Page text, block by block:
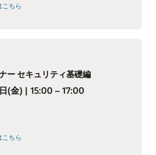
こちら
ー セキュリティ基礎編
(金) | 15:00 – 17:00
こちら